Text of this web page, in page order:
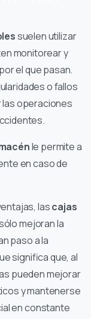
suelen utilizar
monitorear y
el que pasan.
o fallos
operaciones
le permite a
en caso de
lascajas
mejoran la
paso a la
significa que, al
pueden mejorar
y mantenerse
en constante